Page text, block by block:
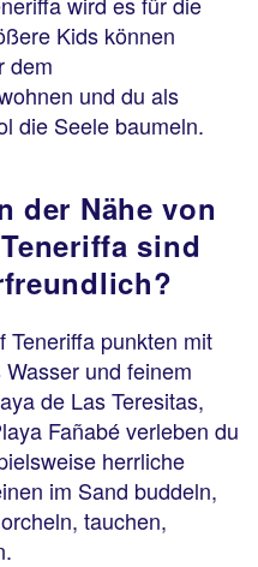
Kids können
dem
und du als
die Seele baumeln.
der Nähe von
sind
Teneriffa punkten mit
und feinem
de Las Teresitas,
Fañabé verleben du
herrliche
im Sand buddeln,
tauchen,